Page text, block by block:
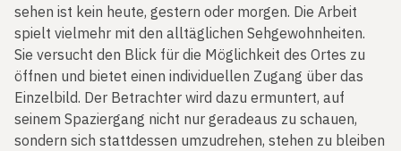
sehen ist kein heute, gestern oder morgen. Die Arbeit
spielt vielmehr mit den alltäglichen Sehgewohnheiten.
Sie versucht den Blick für die Möglichkeit des Ortes zu
öffnen und bietet einen individuellen Zugang über das
Einzelbild. Der Betrachter wird dazu ermuntert, auf
seinem Spaziergang nicht nur geradeaus zu schauen,
sondern sich stattdessen umzudrehen, stehen zu bleiben